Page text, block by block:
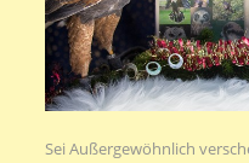
Sei Außergewöhnlich